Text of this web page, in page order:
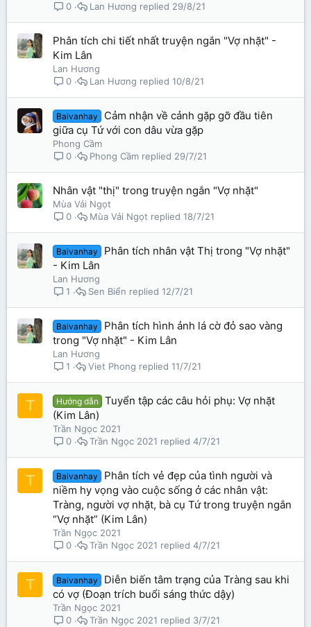
0
29/8/21
Lan Hương
Phân tích chi tiết nhất truyện ngắn "Vợ nhặt" -
Kim Lân
Lan Hương
0
10/8/21
Lan Hương
Baivanhay
Cảm nhận về cảnh gặp gỡ đầu tiên
giữa cụ Tứ với con dâu vừa gặp
Phong Cầm
0
29/7/21
Phong Cầm
Nhân vật "thị" trong truyện ngắn "Vợ nhặt"
Mùa Vải Ngọt
0
18/7/21
Mùa Vải Ngọt
Baivanhay
Phân tích nhân vật Thị trong "Vợ nhặt"
- Kim Lân
Lan Hương
1
12/7/21
Sen Biển
Baivanhay
Phân tích hình ảnh lá cờ đỏ sao vàng
trong "Vợ nhặt" - Kim Lân
Lan Hương
1
11/7/21
Viet Phong
T Hướng dẫn
Tuyển tập các câu hỏi phụ: Vợ nhặt
(Kim Lân)
Trần Ngọc 2021
0
4/7/21
Trần Ngọc 2021
T Baivanhay
Phân tích vẻ đẹp của tình người và
niềm hy vọng vào cuộc sống ở các nhân vật:
Tràng, người vợ nhặt, bà cụ Tứ trong truyện ngắn
“Vợ nhặt” (Kim Lân)
Trần Ngọc 2021
0
4/7/21
Trần Ngọc 2021
T Baivanhay
Diễn biến tâm trạng của Tràng sau khi
có vợ (Đoạn trích buổi sáng thức dậy)
Trần Ngọc 2021
0
3/7/21
Trần Ngọc 2021